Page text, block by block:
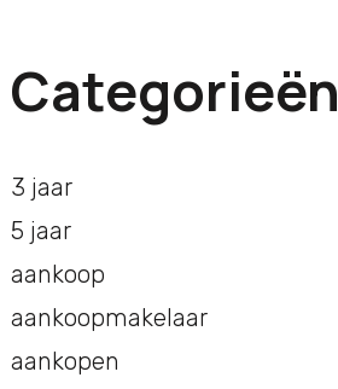
Categorieën
3 jaar
5 jaar
aankoop
aankoopmakelaar
aankopen